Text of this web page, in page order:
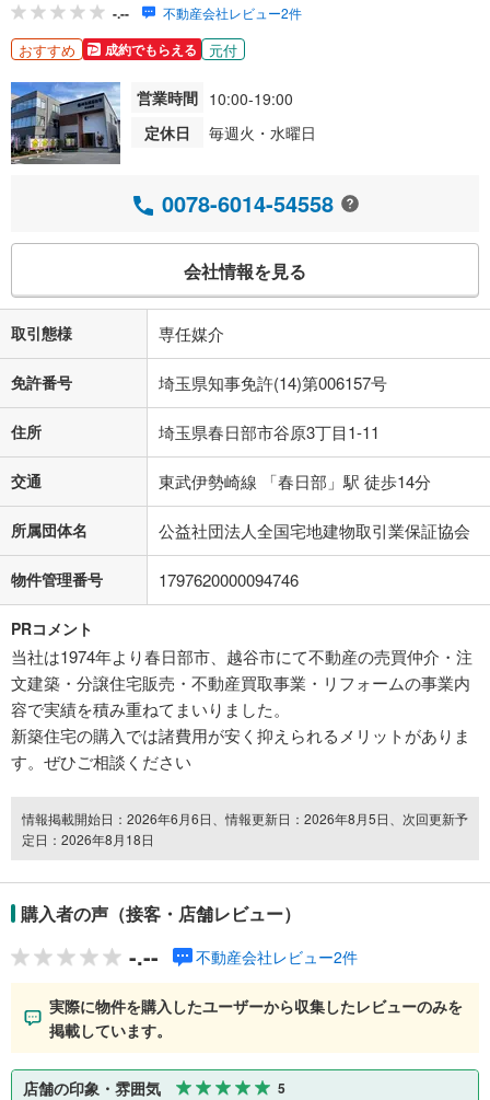
-.-- 不動産会社レビュー2件
おすすめ 成約でもらえる 元付
営業時間 10:00-19:00
定休日
毎週火・水曜日
0078-6014-54558
会社情報を見る
取引態様 専任媒介
免許番号 埼玉県知事免許(14)第006157号
住所 埼玉県春日部市谷原3丁目1-11
交通 東武伊勢崎線 「春日部」駅 徒歩14分
所属団体名 公益社団法人全国宅地建物取引業保証協会
物件管理番号 1797620000094746
PRコメント
当社は1974年より春日部市、越谷市にて不動産の売買仲介・注
文建築・分譲住宅販売・不動産買取事業・リフォームの事業内
容で実績を積み重ねてまいりました。
新築住宅の購入では諸費用が安く抑えられるメリットがありま
す。ぜひご相談ください
情報掲載開始日：2026年6月6日、情報更新日：2026年8月5日、次回更新予
定日：2026年8月18日
購入者の声（接客・店舗レビュー）
-.-- 不動産会社レビュー2件
実際に物件を購入したユーザーから収集したレビューのみを
掲載しています。
店舗の印象・雰囲気 5